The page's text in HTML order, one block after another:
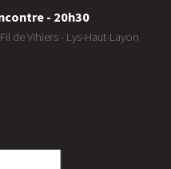
- 20h30
de Vihiers - Lys-Haut-Layon